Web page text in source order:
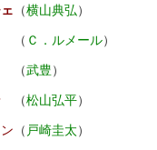
（横山典弘）
（ Ｃ．ルメール）
（武豊）
（松山弘平）
（ 戸崎圭太）